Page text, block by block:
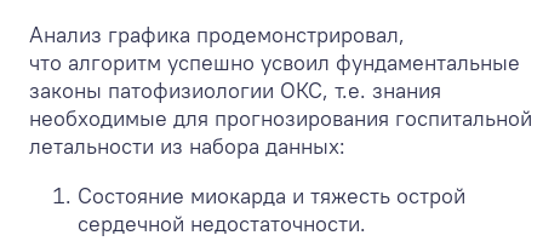
Анализ графика продемонстрировал,
что алгоритм успешно усвоил фундаментальные
законы патофизиологии ОКС, т.е. знания
необходимые для прогнозирования госпитальной
летальности из набора данных:
Состояние миокарда и тяжесть острой
сердечной недостаточности.